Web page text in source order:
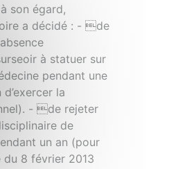
son égard,
a décidé : - de
à statuer sur
pendant une
la
- de rejeter
de
un an (pour
du 8 février 2013